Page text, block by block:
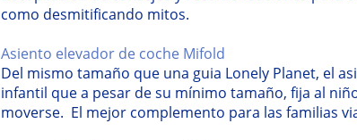
como desmitificando mitos.
Asiento elevador de coche Mifold
Del mismo tamaño que una guia Lonely Planet, el
infantil que a pesar de su mínimo tamaño, fija al
moverse. El mejor complemento para las familias